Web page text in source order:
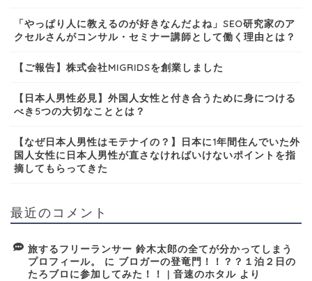
「やっぱり人に教えるのが好きなんだよね」SEO研究家のア
クセルさんがコンサル・セミナー講師として働く理由とは？
【ご報告】株式会社MIGRIDSを創業しました
【日本人男性必見】外国人女性と付き合うために身につける
べき5つの大切なこととは？
【なぜ日本人男性はモテナイの？】日本に1年間住んでいた外
国人女性に日本人男性が直さなければいけないポイントを指
摘してもらってきた
最近のコメント
旅するフリーランサー 鈴木太郎の全てが分かってしまう
プロフィール。
に ブロガーの登竜門！！？？１泊２日の
たろブロに参加してみた！！ | 音速のホタル より